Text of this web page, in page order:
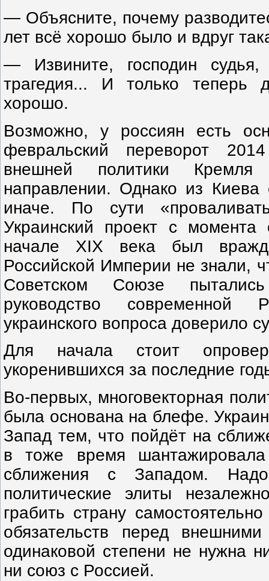
— Объясните, почему
лет всё хорошо было и вдруг
— Извините, господин
трагедия... И только теперь
хорошо.
Возможно, у россиян есть
февральский переворот
внешней политики Кремля
направлении. Однако из Киева
иначе. По сути
Украинский проект с момента
начале XIX века был
Российской Империи не знали,
Советском Союзе
руководство современной
украинского вопроса доверило
Для начала стоит
укоренившихся за последние
Во-первых, многовекторная
была основана на блефе.
Запад тем, что пойдёт на
в тоже время
сближения с Западом.
политические элиты
грабить страну
обязательств перед
одинаковой степени не нужна
ни союз с Россией.